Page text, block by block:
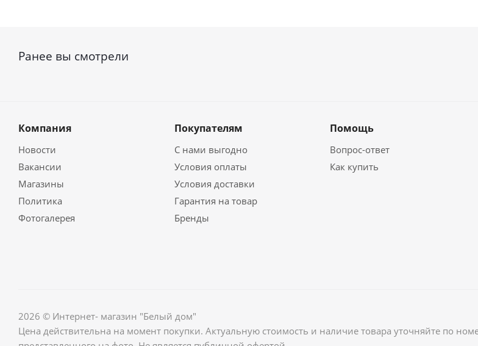
Ранее вы смотрели
Компания
Новости
Вакансии
Магазины
Политика
Фотогалерея
Покупателям
С нами выгодно
Условия оплаты
Условия доставки
Гарантия на товар
Бренды
Помощь
Вопрос-ответ
Как купить
2026 © Интернет- магазин "Белый дом"
Цена действительна на момент покупки. Актуальную стоимость и наличие товара уточняйте по